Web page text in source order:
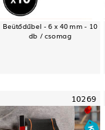
Beütődűbel - 6 x 40 mm - 10
db / csomag
10269